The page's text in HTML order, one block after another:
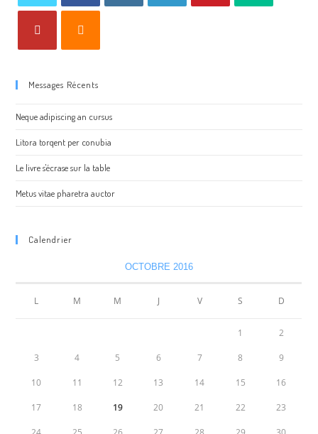
Messages Récents
Neque adipiscing an cursus
Litora torqent per conubia
Le livre s'écrase sur la table
Metus vitae pharetra auctor
Calendrier
OCTOBRE 2016
L M M J V S D
1 2
3 4 5 6 7 8 9
10 11 12 13 14 15 16
17 18 19 20 21 22 23